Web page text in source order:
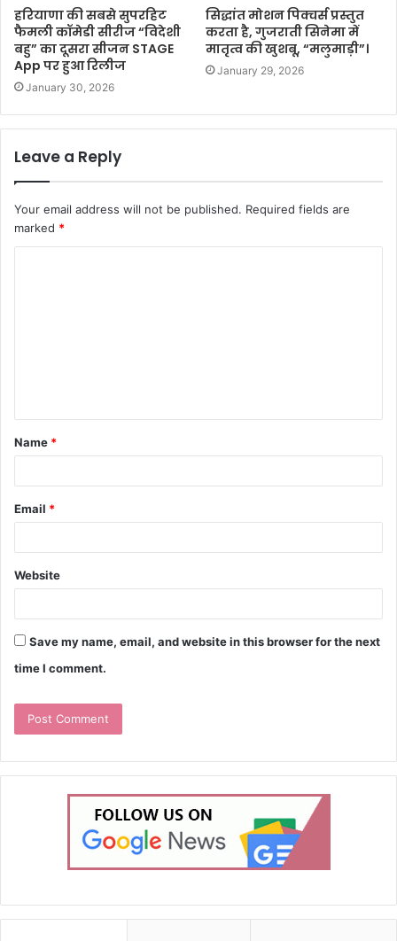
हरियाणा की सबसे सुपरहिट
फैमली कॉमेडी सीरीज “विदेशी
बहु” का दूसरा सीजन STAGE
App पर हुआ रिलीज
January 30, 2026
सिद्धांत मोशन पिक्चर्स प्रस्तुत
करता है, गुजराती सिनेमा में
मातृत्व की खुशबू, “मलुमाड़ी”।
January 29, 2026
Leave a Reply
Your email address will not be published. Required fields are
marked *
Name *
Email *
Website
Save my name, email, and website in this browser for the next
time I comment.